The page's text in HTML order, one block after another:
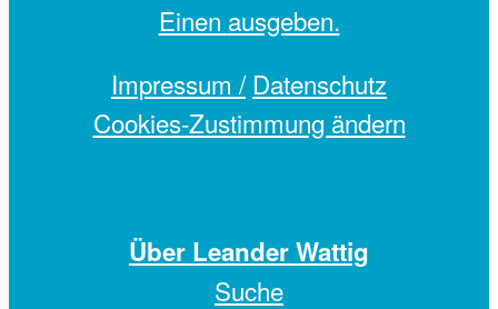
Einen ausgeben.
Impressum / Datenschutz
Cookies-Zustimmung ändern
Über Leander Wattig
Suche